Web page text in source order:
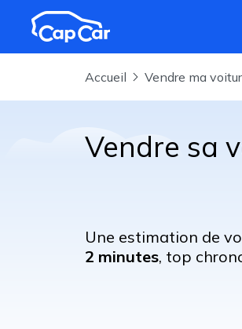
Aller au contenu principal
Accueil Vendre ma
Vendre sa
Une estimation de
2 minutes, top